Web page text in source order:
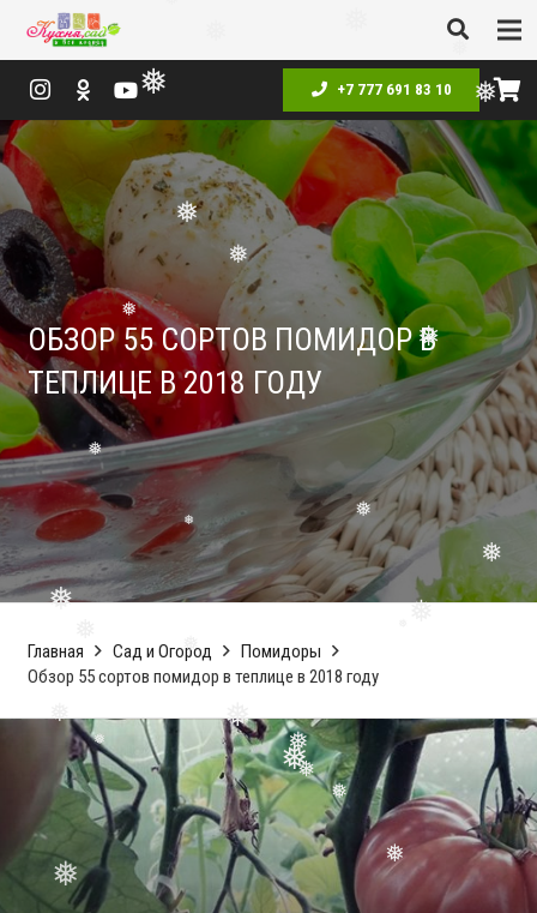
❅
❅ ❅
❅
❅
❅
❅
❅
❅ ❅
❅
❅
❅
❅
❅
❅
❅ ❅
❅
❅
+7 777 691 83 10
ОБЗОР 55 СОРТОВ ПОМИДОР В
ТЕПЛИЦЕ В 2018 ГОДУ
Главная Сад и Огород
Помидоры
Обзор 55 сортов помидор в теплице в 2018 году